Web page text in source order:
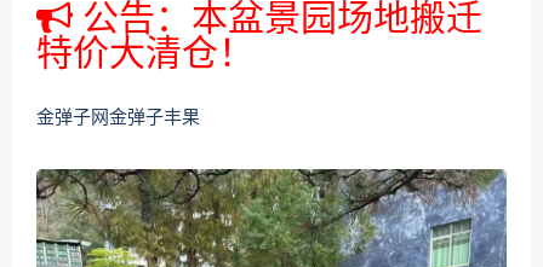
公告：本盆景园场地搬迁
特价大清仓！
金弹子网金弹子丰果